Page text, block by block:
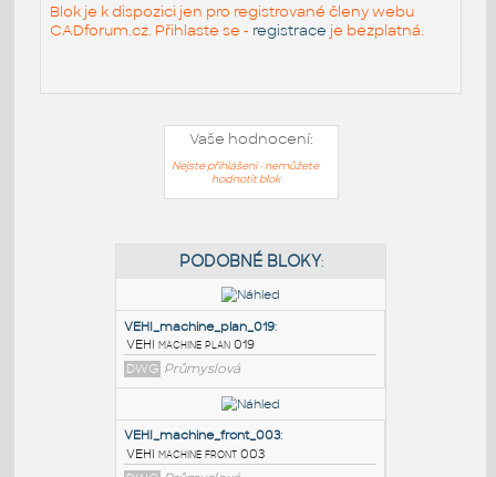
Blok je k dispozici jen pro registrované členy webu
CADforum.cz. Přihlaste se - registrace je bezplatná.
Vaše hodnocení:
Nejste přihlášeni - nemůžete
hodnotit blok
PODOBNÉ BLOKY: